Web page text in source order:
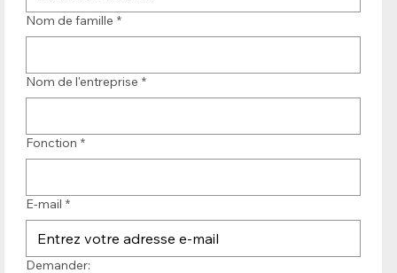
Nom de famille *
Nom de l'entreprise *
Fonction *
E-mail *
Demander: